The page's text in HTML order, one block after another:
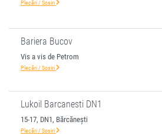
Plecări / Sosiri
Bariera Bucov
Vis a vis de Petrom
Plecări / Sosiri
Lukoil Barcanesti DN1
15-17, DN1, Bărcănești
Plecări / Sosiri